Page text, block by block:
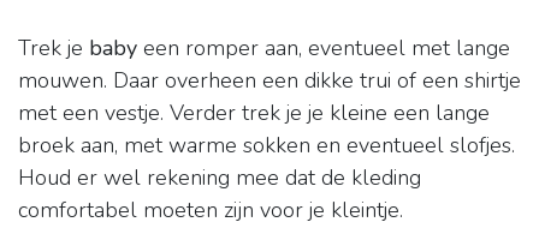
Trek je baby een romper aan, eventueel met lange
mouwen. Daar overheen een dikke trui of een shirtje
met een vestje. Verder trek je je kleine een lange
broek aan, met warme sokken en eventueel slofjes.
Houd er wel rekening mee dat de kleding
comfortabel moeten zijn voor je kleintje.